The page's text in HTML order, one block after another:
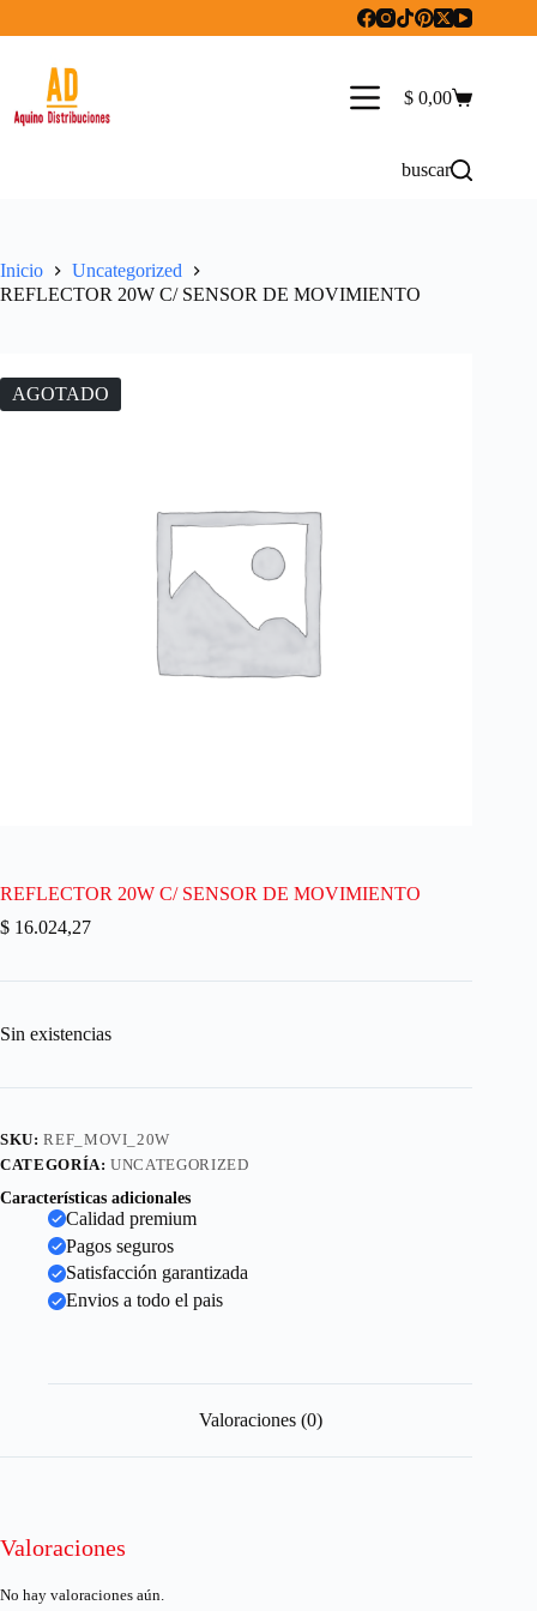
Carro
$ 0,00
buscar
Inicio
Uncategorized
REFLECTOR 20W C/ SENSOR DE MOVIMIENTO
AGOTADO
REFLECTOR 20W C/ SENSOR DE MOVIMIENTO
$ 16.024,27
Sin existencias
SKU:REF_MOVI_20W
CATEGORÍA:UNCATEGORIZED
Características adicionales
Calidad premium
Pagos seguros
Satisfacción garantizada
Envios a todo el pais
Valoraciones (0)
Valoraciones
No hay valoraciones aún.